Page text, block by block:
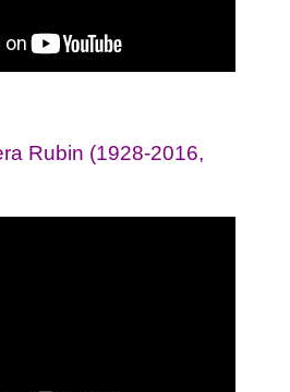
Rubin (1928-2016,